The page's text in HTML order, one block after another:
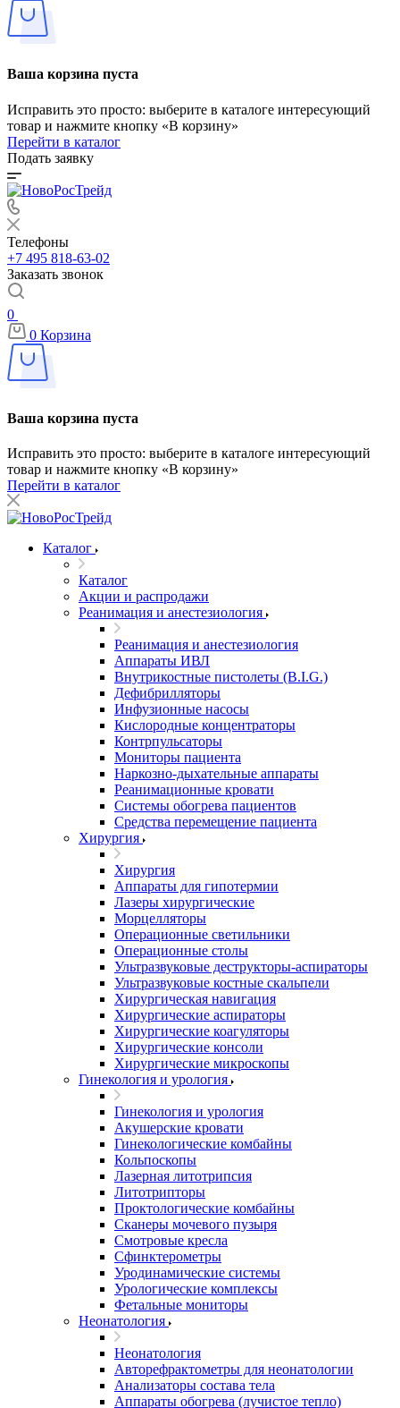
Ваша корзина пуста
Исправить это просто: выберите в каталоге интересующий
товар и нажмите кнопку «В корзину»
Перейти в каталог
Подать заявку
Телефоны
+7 495 818-63-02
Заказать звонок
0
0 Корзина
Ваша корзина пуста
Исправить это просто: выберите в каталоге интересующий
товар и нажмите кнопку «В корзину»
Перейти в каталог
Каталог
Каталог
Акции и распродажи
Реанимация и анестезиология
Реанимация и анестезиология
Аппараты ИВЛ
Внутрикостные пистолеты (B.I.G.)
Дефибрилляторы
Инфузионные насосы
Кислородные концентраторы
Контрпульсаторы
Мониторы пациента
Наркозно-дыхательные аппараты
Реанимационные кровати
Системы обогрева пациентов
Средства перемещение пациента
Хирургия
Хирургия
Аппараты для гипотермии
Лазеры хирургические
Морцелляторы
Операционные светильники
Операционные столы
Ультразвуковые деструкторы-аспираторы
Ультразвуковые костные скальпели
Хирургическая навигация
Хирургические аспираторы
Хирургические коагуляторы
Хирургические консоли
Хирургические микроскопы
Гинекология и урология
Гинекология и урология
Акушерские кровати
Гинекологические комбайны
Кольпоскопы
Лазерная литотрипсия
Литотрипторы
Проктологические комбайны
Сканеры мочевого пузыря
Смотровые кресла
Сфинктерометры
Уродинамические системы
Урологические комплексы
Фетальные мониторы
Неонатология
Неонатология
Авторефрактометры для неонатологии
Анализаторы состава тела
Аппараты обогрева (лучистое тепло)